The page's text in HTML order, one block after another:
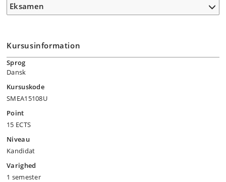
Eksamen
Kursusinformation
Sprog
Dansk
Kursuskode
SMEA15108U
Point
15 ECTS
Niveau
Kandidat
Varighed
1 semester